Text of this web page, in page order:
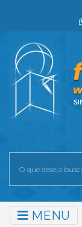
MENU